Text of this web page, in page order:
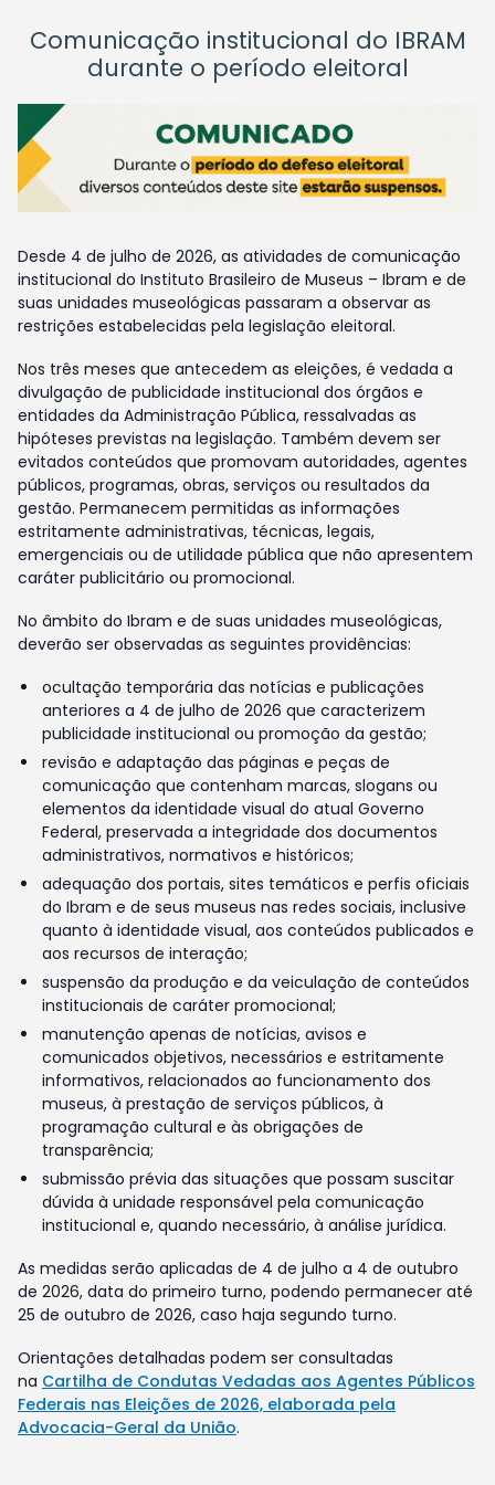
Comunicação institucional do IBRAM
durante o período eleitoral
Desde 4 de julho de 2026, as atividades de comunicação
institucional do Instituto Brasileiro de Museus – Ibram e de
suas unidades museológicas passaram a observar as
restrições estabelecidas pela legislação eleitoral.
Nos três meses que antecedem as eleições, é vedada a
divulgação de publicidade institucional dos órgãos e
entidades da Administração Pública, ressalvadas as
hipóteses previstas na legislação. Também devem ser
evitados conteúdos que promovam autoridades, agentes
públicos, programas, obras, serviços ou resultados da
gestão. Permanecem permitidas as informações
estritamente administrativas, técnicas, legais,
emergenciais ou de utilidade pública que não apresentem
caráter publicitário ou promocional.
No âmbito do Ibram e de suas unidades museológicas,
deverão ser observadas as seguintes providências:
ocultação temporária das notícias e publicações
anteriores a 4 de julho de 2026 que caracterizem
publicidade institucional ou promoção da gestão;
revisão e adaptação das páginas e peças de
comunicação que contenham marcas, slogans ou
elementos da identidade visual do atual Governo
Federal, preservada a integridade dos documentos
administrativos, normativos e históricos;
adequação dos portais, sites temáticos e perfis oficiais
do Ibram e de seus museus nas redes sociais, inclusive
quanto à identidade visual, aos conteúdos publicados e
aos recursos de interação;
suspensão da produção e da veiculação de conteúdos
institucionais de caráter promocional;
manutenção apenas de notícias, avisos e
comunicados objetivos, necessários e estritamente
informativos, relacionados ao funcionamento dos
museus, à prestação de serviços públicos, à
programação cultural e às obrigações de
transparência;
submissão prévia das situações que possam suscitar
dúvida à unidade responsável pela comunicação
institucional e, quando necessário, à análise jurídica.
As medidas serão aplicadas de 4 de julho a 4 de outubro
de 2026, data do primeiro turno, podendo permanecer até
25 de outubro de 2026, caso haja segundo turno.
Orientações detalhadas podem ser consultadas
na Cartilha de Condutas Vedadas aos Agentes Públicos
Federais nas Eleições de 2026, elaborada pela
Advocacia-Geral da União.